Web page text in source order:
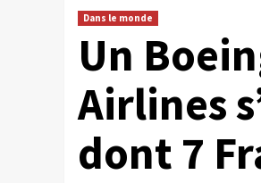
Dans le monde
Un
Airlines
dont 7